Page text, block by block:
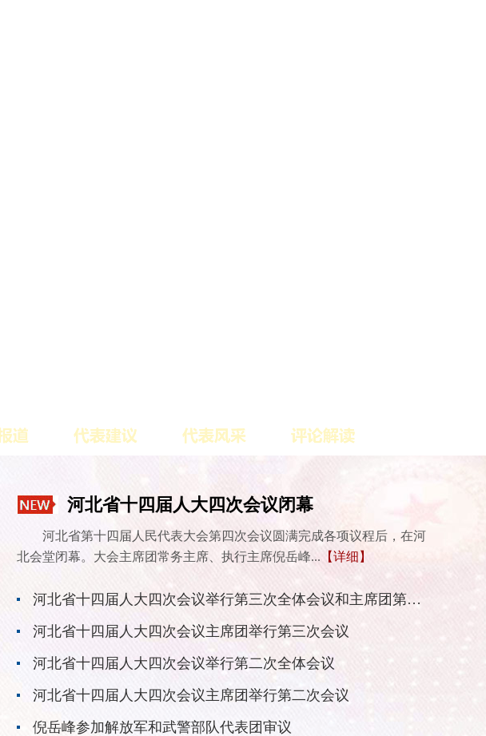
河北省十四届人大四次会议闭幕
河北省第十四届人民代表大会第四次会议圆满完成各项议程后，在河
北会堂闭幕。大会主席团常务主席、执行主席倪岳峰... 【详细】
河北省十四届人大四次会议举行第三次全体会议和主席团第四次会议
河北省十四届人大四次会议主席团举行第三次会议
河北省十四届人大四次会议举行第二次全体会议
河北省十四届人大四次会议主席团举行第二次会议
倪岳峰参加解放军和武警部队代表团审议